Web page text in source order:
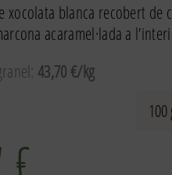
xocolata blanca recobert de
acaramel·lada a
43,70 €/kg